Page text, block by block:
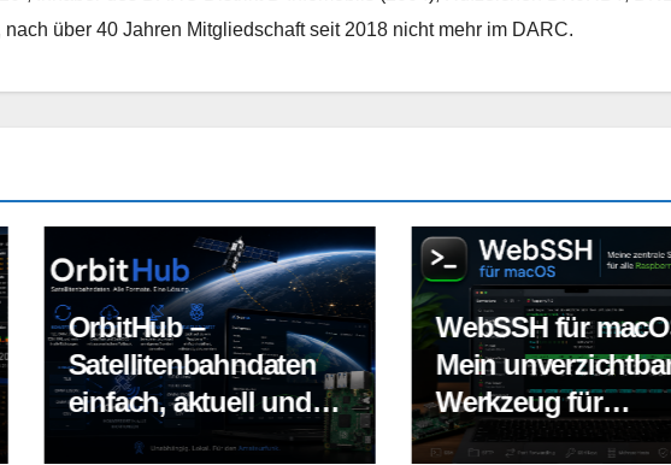
über 40 Jahren Mitgliedschaft seit 2018 nicht mehr im DARC.
WebSSH für macOS –
Mein unverzichtbares
Werkzeug für
Raspberry Pi und
AppleWerbung.de
Ein digitales
Gedächtnis für
Fans